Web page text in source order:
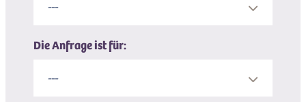
---
Die Anfrage ist für:
---